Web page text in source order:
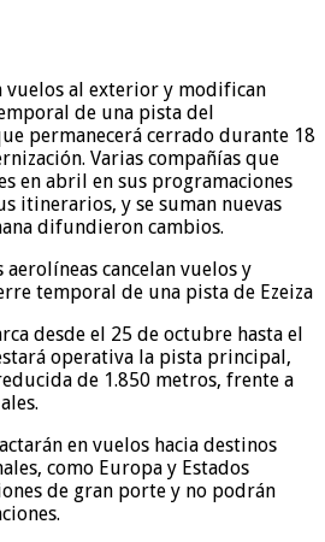
vuelos al exterior y modifican
de una pista del
permanecerá cerrado durante 18
Varias compañías que
en abril en sus programaciones
itinerarios, y se suman nuevas
difundieron cambios.
desde el 25 de octubre hasta el
operativa la pista principal,
de 1.850 metros, frente a
en vuelos hacia destinos
como Europa y Estados
de gran porte y no podrán